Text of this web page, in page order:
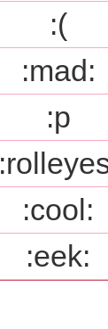
:(
:mad:
:p
:cool:
:eek: